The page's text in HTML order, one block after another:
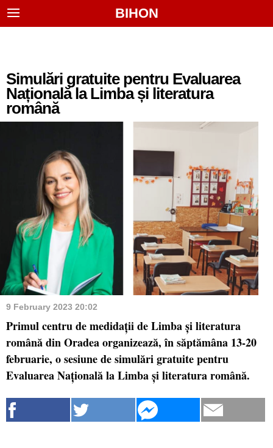
BIHON
Simulări gratuite pentru Evaluarea
Națională la Limba și literatura
română
9 February 2023 20:02
Primul centru de medidații de Limba și literatura
română din Oradea organizează, în săptămâna 13-20
februarie, o sesiune de simulări gratuite pentru
Evaluarea Națională la Limba și literatura română.